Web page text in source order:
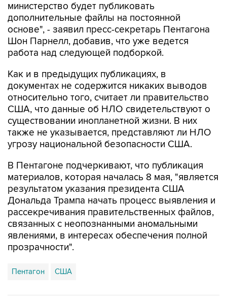
министерство будет публиковать
дополнительные файлы на постоянной
основе", - заявил пресс-секретарь Пентагона
Шон Парнелл, добавив, что уже ведется
работа над следующей подборкой.
Как и в предыдущих публикациях, в
документах не содержится никаких выводов
относительно того, считает ли правительство
США, что данные об НЛО свидетельствуют о
существовании инопланетной жизни. В них
также не указывается, представляют ли НЛО
угрозу национальной безопасности США.
В Пентагоне подчеркивают, что публикация
материалов, которая началась 8 мая, "является
результатом указания президента США
Дональда Трампа начать процесс выявления и
рассекречивания правительственных файлов,
связанных с неопознанными аномальными
явлениями, в интересах обеспечения полной
прозрачности".
Пентагон США